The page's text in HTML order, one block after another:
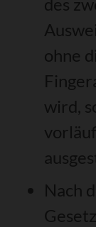
ohne
wird,
Nach